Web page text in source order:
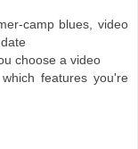
camp blues, video
choose a video
features you're